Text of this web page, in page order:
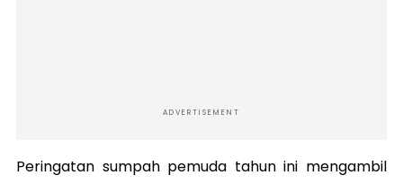
ADVERTISEMENT
Peringatan sumpah pemuda tahun ini mengambil